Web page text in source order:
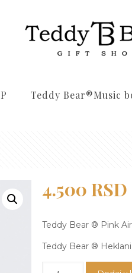
Teddy Bear®️Music
Originalna
cena
je
bila:
6.000 RSD.
4.500 RSD
Teddy Bear ® Pink
Teddy Bear ®